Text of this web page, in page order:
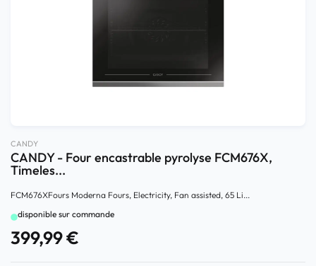
CANDY
CANDY - Four encastrable pyrolyse FCM676X,
Timeles...
FCM676XFours Moderna Fours, Electricity, Fan assisted, 65 Li...
disponible sur commande
399,99€